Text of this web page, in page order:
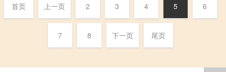
首页 上一页 2 3 4 5 6
7 8 下一页 尾页